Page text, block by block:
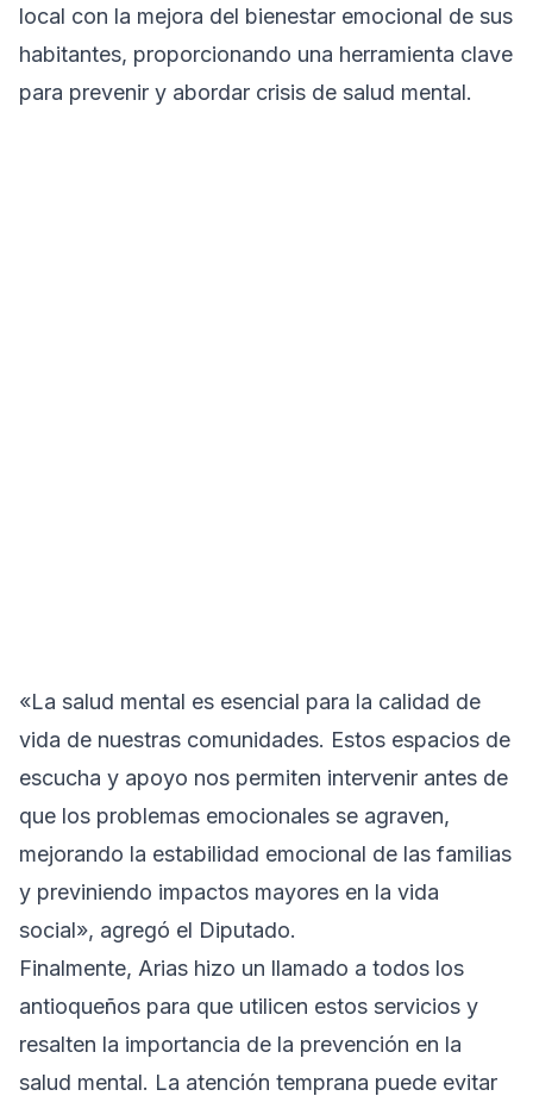
local con la mejora del bienestar emocional de sus
habitantes, proporcionando una herramienta clave
para prevenir y abordar crisis de salud mental.
«La salud mental es esencial para la calidad de
vida de nuestras comunidades. Estos espacios de
escucha y apoyo nos permiten intervenir antes de
que los problemas emocionales se agraven,
mejorando la estabilidad emocional de las familias
y previniendo impactos mayores en la vida
social», agregó el Diputado.
Finalmente, Arias hizo un llamado a todos los
antioqueños para que utilicen estos servicios y
resalten la importancia de la prevención en la
salud mental. La atención temprana puede evitar